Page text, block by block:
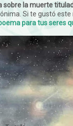
sobre la muerte
Si te gustó
para tus seres